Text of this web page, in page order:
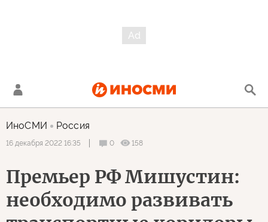
ИноСМИ Россия
16 декабря 2022 16:35 0 158
Премьер РФ Мишустин:
необходимо развивать